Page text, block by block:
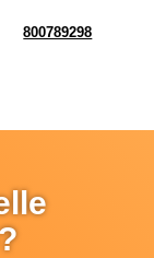
800789298